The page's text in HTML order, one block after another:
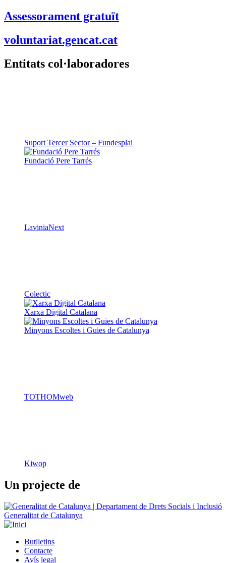
Assessorament gratuït
voluntariat.gencat.cat
Entitats col·laboradores
Suport Tercer Sector – Fundesplai
Fundació Pere Tarrés
LaviniaNext
Colectic
Xarxa Digital Catalana
Minyons Escoltes i Guies de Catalunya
TOTHOMweb
Kiwop
Un projecte de
Generalitat de Catalunya
Peu
Butlletins
Contacte
Avís legal